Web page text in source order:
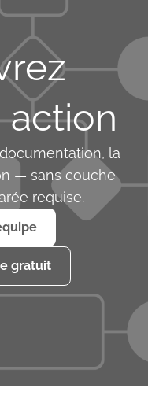
action
la
— sans couche
requise.
gratuit